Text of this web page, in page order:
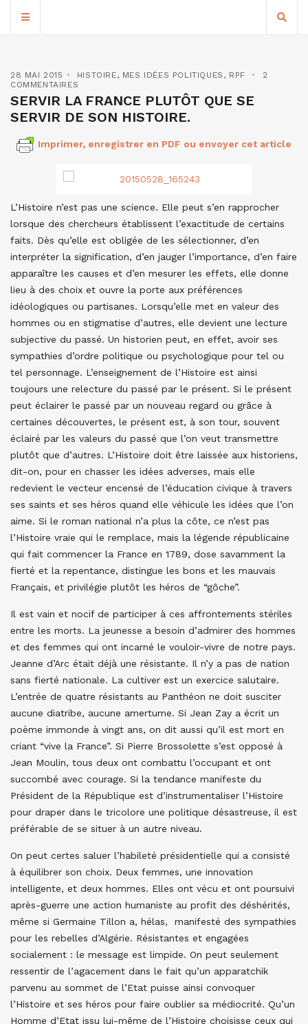
28 MAI 2015 HISTOIRE, MES IDÉES POLITIQUES , RPF
2
COMMENTAIRES
SERVIR LA FRANCE PLUTÔT QUE SE
SERVIR DE SON HISTOIRE.
Imprimer, enregistrer en PDF ou envoyer cet article
L’Histoire n’est pas une science. Elle peut s’en rapprocher
lorsque des chercheurs établissent l’exactitude de certains
faits. Dès qu’elle est obligée de les sélectionner, d’en
interpréter la signification, d’en jauger l’importance, d’en faire
apparaître les causes et d’en mesurer les effets, elle donne
lieu à des choix et ouvre la porte aux préférences
idéologiques ou partisanes. Lorsqu’elle met en valeur des
hommes ou en stigmatise d’autres, elle devient une lecture
subjective du passé. Un historien peut, en effet, avoir ses
sympathies d’ordre politique ou psychologique pour tel ou
tel personnage. L’enseignement de l’Histoire est ainsi
toujours une relecture du passé par le présent. Si le présent
peut éclairer le passé par un nouveau regard ou grâce à
certaines découvertes, le présent est, à son tour, souvent
éclairé par les valeurs du passé que l’on veut transmettre
plutôt que d’autres. L’Histoire doit être laissée aux historiens,
dit-on, pour en chasser les idées adverses, mais elle
redevient le vecteur encensé de l’éducation civique à travers
ses saints et ses héros quand elle véhicule les idées que l’on
aime. Si le roman national n’a plus la côte, ce n’est pas
l’Histoire vraie qui le remplace, mais la légende républicaine
qui fait commencer la France en 1789, dose savamment la
fierté et la repentance, distingue les bons et les mauvais
Français, et privilégie plutôt les héros de “gôche”.
Il est vain et nocif de participer à ces affrontements stériles
entre les morts. La jeunesse a besoin d’admirer des hommes
et des femmes qui ont incarné le vouloir-vivre de notre pays.
Jeanne d’Arc était déjà une résistante. Il n’y a pas de nation
sans fierté nationale. La cultiver est un exercice salutaire.
L’entrée de quatre résistants au Panthéon ne doit susciter
aucune diatribe, aucune amertume. Si Jean Zay a écrit un
poème immonde à vingt ans, on dit aussi qu’il est mort en
criant “vive la France”. Si Pierre Brossolette s’est opposé à
Jean Moulin, tous deux ont combattu l’occupant et ont
succombé avec courage. Si la tendance manifeste du
Président de la République est d’instrumentaliser l’Histoire
pour draper dans le tricolore une politique désastreuse, il est
préférable de se situer à un autre niveau.
On peut certes saluer l’habileté présidentielle qui a consisté
à équilibrer son choix. Deux femmes, une innovation
intelligente, et deux hommes. Elles ont vécu et ont poursuivi
après-guerre une action humaniste au profit des déshérités,
même si Germaine Tillon a, hélas, manifesté des sympathies
pour les rebelles d’Algérie. Résistantes et engagées
socialement : le message est limpide. On peut seulement
ressentir de l’agacement dans le fait qu’un apparatchik
parvenu au sommet de l’Etat puisse ainsi convoquer
l’Histoire et ses héros pour faire oublier sa médiocrité. Qu’un
Homme d’Etat issu lui-même de l’Histoire choisisse ceux qui